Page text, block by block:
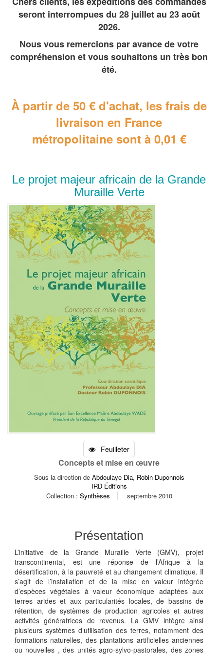
seront interrompues du 28 juillet au 23 août
2026.
Nous vous remercions par avance de votre
compréhension et vous souhaitons un très bon
été.
À partir de 50 € d'achat, les frais de
livraison en France
métropolitainesont à 0,01 €
Le projet majeur africain de la Grande
Muraille Verte
Feuilleter
Concepts et mise en œuvre
Sous la direction de Abdoulaye Dia, Robin Duponnois
IRD Éditions
Collection : Synthèses septembre 2010
Présentation
L’initiative de la Grande Muraille Verte (GMV), projet
transcontinental, est une réponse de l’Afrique à la
désertification, à la pauvreté et au changement climatique. Il
s’agit de l’installation et de la mise en valeur intégrée
d’espèces végétales à valeur économique adaptées aux
terres arides et aux particularités locales, de bassins de
rétention, de systèmes de production agricoles et autres
activités génératrices de revenus. La GMV intègre ainsi
plusieurs systèmes d’utilisation des terres, notamment des
formations naturelles, des plantations artificielles anciennes
ou nouvelles , des unités agro-sylvo-pastorales, des zones